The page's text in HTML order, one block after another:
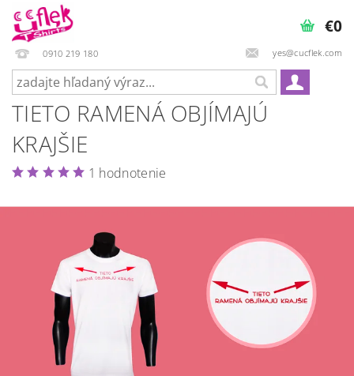
0910 219 180 yes@cucflek.com
€0
TIETO RAMENÁ OBJÍMAJÚ
KRAJŠIE
1 hodnotenie